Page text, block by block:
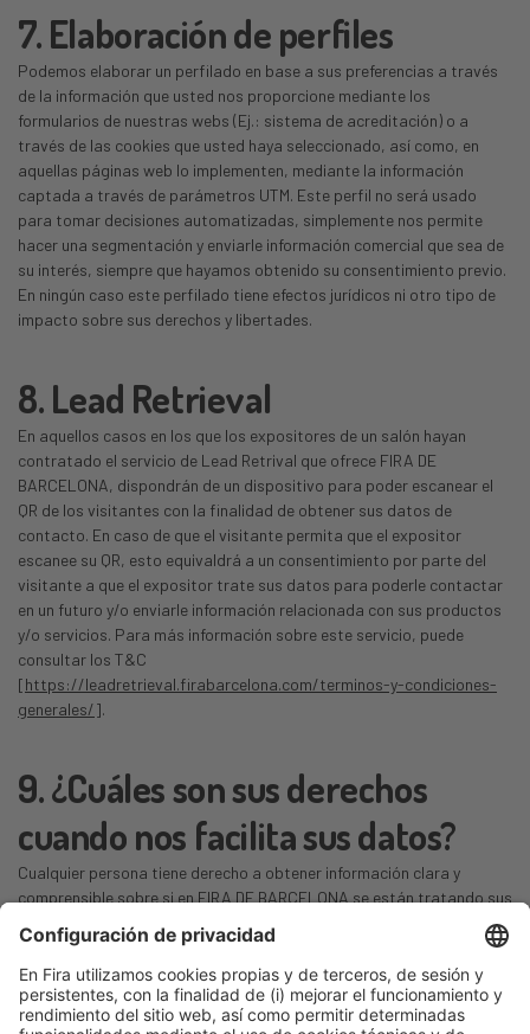
7. Elaboración de perfiles
Podemos elaborar un perfilado en base a sus preferencias a través
de la información que usted nos proporcione mediante los
formularios de nuestras webs (Ej.: sistema de acreditación) o a
través de las cookies que usted haya seleccionado, así como, en
aquellas páginas web lo implementen, mediante la información
captada a través de parámetros UTM. Este perfil no será usado
para tomar decisiones automatizadas, simplemente nos permite
hacer una segmentación y enviarle información comercial que sea de
su interés, siempre que hayamos obtenido su consentimiento previo.
En ningún caso este perfilado tiene efectos jurídicos ni otro tipo de
impacto sobre sus derechos y libertades.
8. Lead Retrieval
En aquellos casos en los que los expositores de un salón hayan
contratado el servicio de Lead Retrival que ofrece FIRA DE
BARCELONA, dispondrán de un dispositivo para poder escanear el
QR de los visitantes con la finalidad de obtener sus datos de
contacto. En caso de que el visitante permita que el expositor
escanee su QR, esto equivaldrá a un consentimiento por parte del
visitante a que el expositor trate sus datos para poderle contactar
en un futuro y/o enviarle información relacionada con sus productos
y/o servicios. Para más información sobre este servicio, puede
consultar los T&C
[https://leadretrieval.firabarcelona.com/terminos-y-condiciones-
generales/].
9. ¿Cuáles son sus derechos
cuando nos facilita sus datos?
Cualquier persona tiene derecho a obtener información clara y
comprensible sobre si en FIRA DE BARCELONA se están tratando sus
datos personales. Las personas interesadas tienen derecho a
accedera sus datos de carácter personal, así como a solicitar la
rectificaciónde datos inexactos o, en su caso, solicitar la
supresióncuando, entre otros motivos, los datos ya no sean
necesarios para la finalidad que fueron entregados, así como